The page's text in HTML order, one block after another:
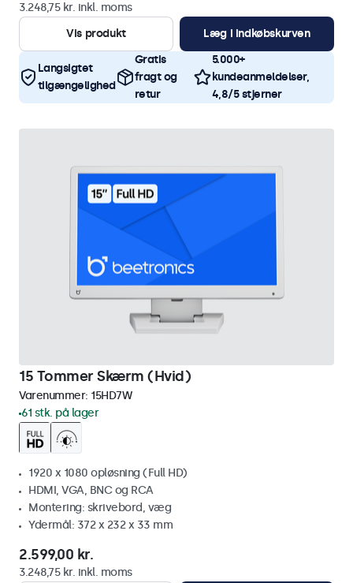
3.248,75 kr. inkl. moms
Vis produkt
Læg i indkøbskurven
Langsigtet
tilgængelighed
Gratis
fragt og
retur
5.000+
kundeanmeldelser,
4,8/5 stjerner
15 Tommer Skærm (Hvid)
Varenummer: 15HD7W
61 stk. på lager
1920 x 1080 opløsning (Full HD)
HDMI, VGA, BNC og RCA
Montering: skrivebord, væg
Ydermål: 372 x 232 x 33 mm
2.599,00 kr.
3.248,75 kr. inkl. moms